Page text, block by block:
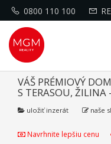
0800 110 100
VÁŠ PRÉMIOVÝ
S TERASOU,
uložiť inzerát naše
Navrhnite lepšiu cenu